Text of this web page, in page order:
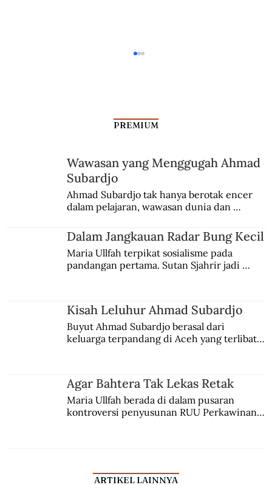
PREMIUM
Wawasan yang Menggugah Ahmad
Subardjo
Ahmad Subardjo tak hanya berotak encer
dalam pelajaran, wawasan dunia dan
Jules Verne, Multatuli, hingga Sun Yat-sen.
Dalam Jangkauan Radar Bung Kecil
Maria Ullfah terpikat sosialisme pada
pandangan pertama. Sutan Sjahrir jadi
Kisah Leluhur Ahmad Subardjo
Buyut Ahmad Subardjo berasal dari
keluarga terpandang di Aceh yang terlibat
Agar Bahtera Tak Lekas Retak
Maria Ullfah berada di dalam pusaran
kontroversi penyusunan RUU Perkawinan.
ARTIKEL LAINNYA